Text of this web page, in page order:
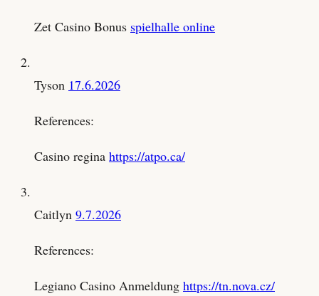
Zet Casino Bonus spielhalle online
Tyson 17.6.2026
References:
Casino regina https://atpo.ca/
Caitlyn 9.7.2026
References:
Legiano Casino Anmeldung https://tn.nova.cz/